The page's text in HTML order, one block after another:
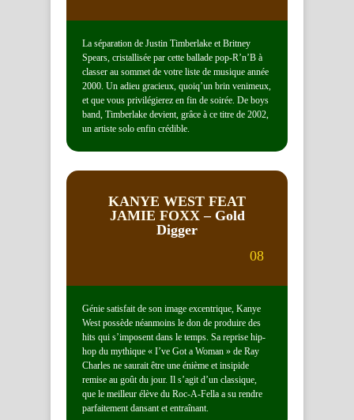
La séparation de Justin Timberlake et Britney
Spears, cristallisée par cette ballade pop-R’n’B à
classer au sommet de votre liste de musique année
2000. Un adieu gracieux, quoiq’un brin venimeux,
et que vous privilégierez en fin de soirée. De boys
band, Timberlake devient, grâce à ce titre de 2002,
un artiste solo enfin crédible.
KANYE WEST FEAT
JAMIE FOXX– Gold
Digger
08
Génie satisfait de son image excentrique, Kanye
West possède néanmoins le don de produire des
hits qui s’imposent dans le temps. Sa reprise hip-
hop du mythique « I’ve Got a Woman » de Ray
Charles ne saurait être une énième et insipide
remise au goût du jour. Il s’agit d’un classique,
que le meilleur élève du Roc-A-Fella a su rendre
parfaitement dansant et entraînant.